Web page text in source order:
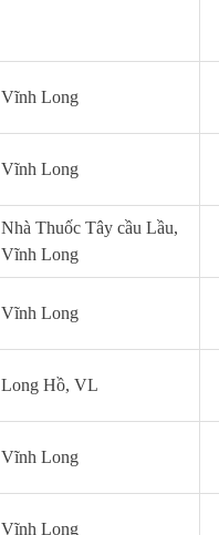
Vĩnh Long
Vĩnh Long
Nhà Thuốc Tây cầu Lầu,
Vĩnh Long
Vĩnh Long
Long Hồ, VL
Vĩnh Long
Vĩnh Long